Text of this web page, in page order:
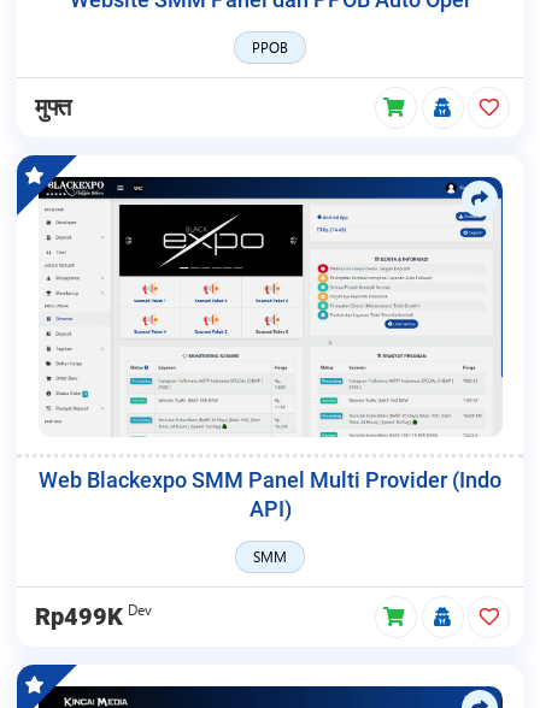
PPOB
मुफ्त
Web Blackexpo SMM Panel Multi Provider (Indo
API)
SMM
Rp499K Dev